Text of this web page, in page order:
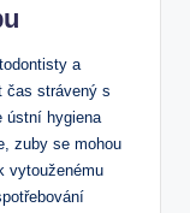
a
čas strávený s
ústní hygiena
zuby se mohou
vytouženému